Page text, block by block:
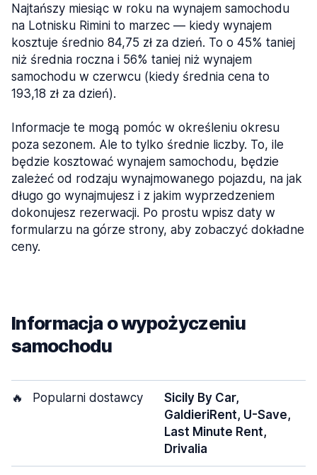
Najtańszy miesiąc w roku na wynajem samochodu
na Lotnisku Rimini to marzec — kiedy wynajem
kosztuje średnio 84,75 zł za dzień. To o 45% taniej
niż średnia roczna i 56% taniej niż wynajem
samochodu w czerwcu (kiedy średnia cena to
193,18 zł za dzień).
Informacje te mogą pomóc w określeniu okresu
poza sezonem. Ale to tylko średnie liczby. To, ile
będzie kosztować wynajem samochodu, będzie
zależeć od rodzaju wynajmowanego pojazdu, na jak
długo go wynajmujesz i z jakim wyprzedzeniem
dokonujesz rezerwacji. Po prostu wpisz daty w
formularzu na górze strony, aby zobaczyć dokładne
ceny.
Informacja o wypożyczeniu
samochodu
🔥 Popularni dostawcy
Sicily By Car,
GaldieriRent, U-Save,
Last Minute Rent,
Drivalia